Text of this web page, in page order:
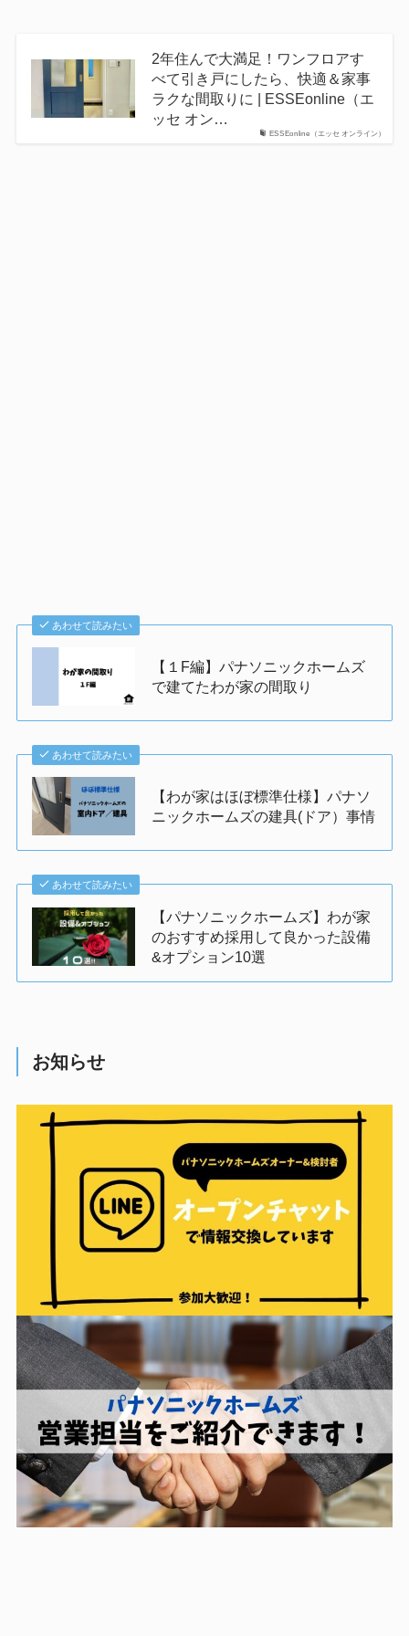
ESSEonline（エッセ オンライン）
2年住んで大満足！ワンフロアす
べて引き戸にしたら、快適＆家事
ラクな間取りに | ESSEonline（エ
ッセ オン…
あわせて読みたい
【１F編】パナソニックホームズ
で建てたわが家の間取り
あわせて読みたい
【わが家はほぼ標準仕様】パナソ
ニックホームズの建具(ドア）事情
あわせて読みたい
【パナソニックホームズ】わが家
のおすすめ採用して良かった設備
&オプション10選
お知らせ